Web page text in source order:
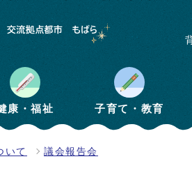
康・福祉 子育て・教育
いて 議会報告会